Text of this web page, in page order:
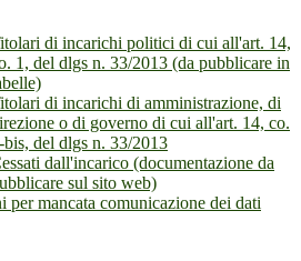
di incarichi politici di cui all'art. 14,
1, del dlgs n. 33/2013 (da pubblicare in
di incarichi di amministrazione, di
o di governo di cui all'art. 14, co.
bis, del dlgs n. 33/2013
dall'incarico (documentazione da
sul sito web)
per mancata comunicazione dei dati